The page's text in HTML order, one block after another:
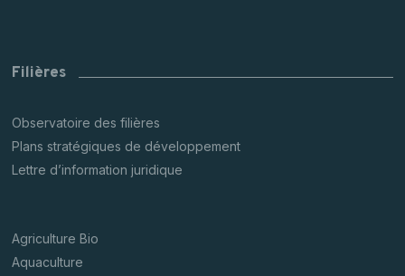
Filières
Observatoire des filières
Plans stratégiques de développement
Lettre d’information juridique
Agriculture Bio
Aquaculture